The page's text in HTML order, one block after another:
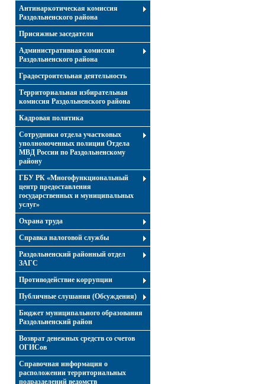
Антинаркотическая комиссия
Раздольненского района
Присяжные заседатели
Административная комиссия
Раздольненского района
Градостроительная деятельность
Территориальная избирательная
комиссия Раздольненского района
Кадровая политика
Сотрудники отдела участковых
уполномоченных полиции Отдела
МВД России по Раздольненскому
району
ГБУ РК «Многофункциональный
центр предоставления
государственных и муниципальных
услуг»
Охрана труда
Справка налоговой службы
Раздольненский районный отдел
ЗАГС
Противодействие коррупции
Публичные слушания (Обсуждения)
Бюджет муниципального образования
Раздольненский район
Возврат денежных средств со счетов
ОГИСов
Справочная информация о
расположении территориальных
подразделений ведомств